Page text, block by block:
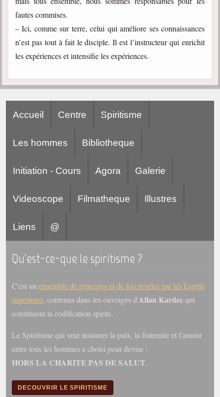
fautes commises.
– Ici, comme sur terre, celui qui améliore ses connaissances
n’est pas tout à fait le disciple. Il est l’instructeur qui enrichit
les expériences et intensifie les expériences.
Accueil Centre Spiritisme
Les hommes Bibliotheque
Initiation - Cours Agora Galerie
Videoscope Filmatheque Illustres
Liens @
Qu'est-ce-que le spiritisme ?
C'est un ensemble de principes et de lois reveles par les Esprits
superieurs, contenus dans les ouvrages d'Allan Kardecqui
constituent la codification spirite.
Le Spiritisme qui veut instaurer la paix, la fraternite et l'amour
entre tous les hommes a choisi pour devise :
HORS LA CHARITE PAS DE SALUT.
DECOUVRIR LE SPIRITISME